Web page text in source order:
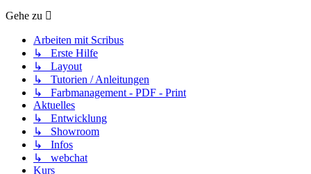
Gehe zu
Arbeiten mit Scribus
↳ Erste Hilfe
↳ Layout
↳ Tutorien / Anleitungen
↳ Farbmanagement - PDF - Print
Aktuelles
↳ Entwicklung
↳ Showroom
↳ Infos
↳ webchat
Kurs